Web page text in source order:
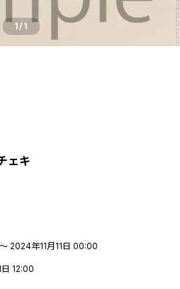
1/1
ェキ
2024年11月11日 00:00
日 12:00